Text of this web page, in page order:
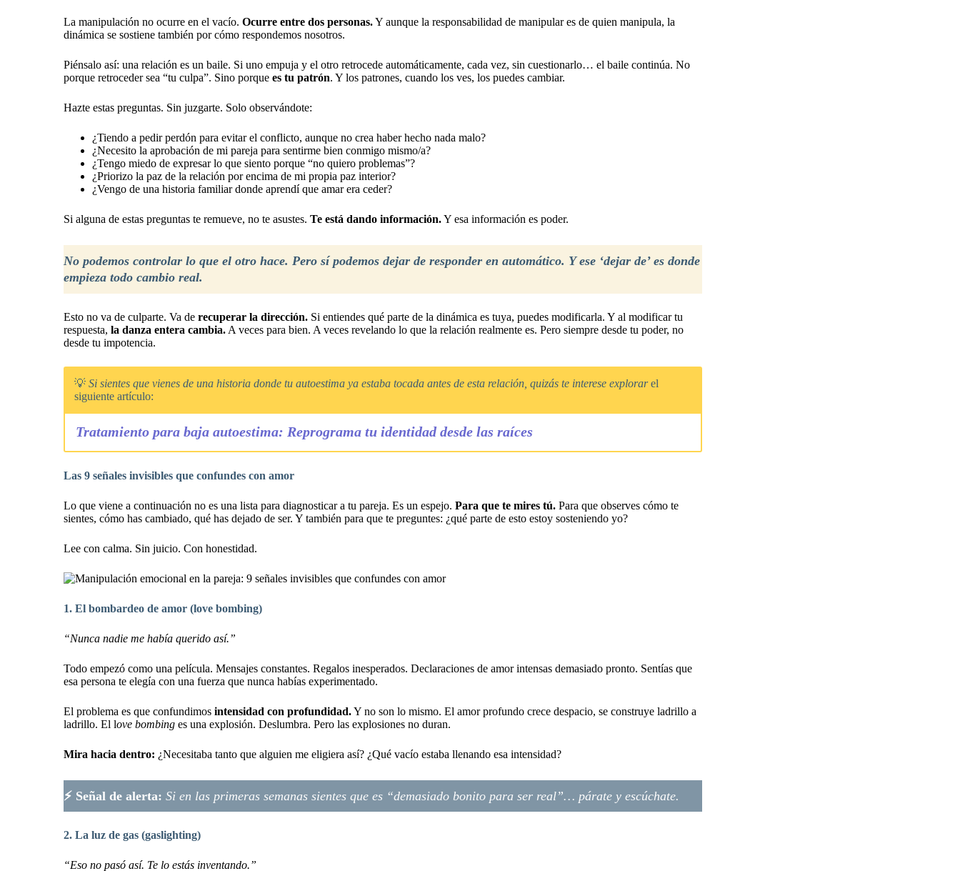
La manipulación no ocurre en el vacío. Ocurre entre dos personas.Y aunque la responsabilidad de manipular es de quien manipula, la
dinámica se sostiene también por cómo respondemos nosotros.
Piénsalo así: una relación es un baile. Si uno empuja y el otro retrocede automáticamente, cada vez, sin cuestionarlo… el baile continúa. No
porque retroceder sea “tu culpa”. Sino porque es tu patrón. Y los patrones, cuando los ves, los puedes cambiar.
Hazte estas preguntas. Sin juzgarte. Solo observándote:
¿Tiendo a pedir perdón para evitar el conflicto, aunque no crea haber hecho nada malo?
¿Necesito la aprobación de mi pareja para sentirme bien conmigo mismo/a?
¿Tengo miedo de expresar lo que siento porque “no quiero problemas”?
¿Priorizo la paz de la relación por encima de mi propia paz interior?
¿Vengo de una historia familiar donde aprendí que amar era ceder?
Si alguna de estas preguntas te remueve, no te asustes. Te está dando información.Y esa información es poder.
No podemos controlar lo que el otro hace. Pero sí podemos dejar de responder en automático. Y ese ‘dejar de’ es donde
empieza todo cambio real.
Esto no va de culparte. Va de recuperar la dirección.Si entiendes qué parte de la dinámica es tuya, puedes modificarla. Y al modificar tu
respuesta, la danza entera cambia.A veces para bien. A veces revelando lo que la relación realmente es. Pero siempre desde tu poder, no
desde tu impotencia.
💡 Si sientes que vienes de una historia donde tu autoestima ya estaba tocada antes de esta relación, quizás te interese explorarel
siguiente artículo:
Tratamiento para baja autoestima: Reprograma tu identidad desde las raíces
Las 9 señales invisibles que confundes con amor
Lo que viene a continuación no es una lista para diagnosticar a tu pareja. Es un espejo. Para que te mires tú.Para que observes cómo te
sientes, cómo has cambiado, qué has dejado de ser. Y también para que te preguntes: ¿qué parte de esto estoy sosteniendo yo?
Lee con calma. Sin juicio. Con honestidad.
1. El bombardeo de amor (love bombing)
“Nunca nadie me había querido así.”
Todo empezó como una película. Mensajes constantes. Regalos inesperados. Declaraciones de amor intensas demasiado pronto. Sentías que
esa persona te elegía con una fuerza que nunca habías experimentado.
El problema es que confundimos intensidad con profundidad.Y no son lo mismo. El amor profundo crece despacio, se construye ladrillo a
ladrillo. El love bombinges una explosión. Deslumbra. Pero las explosiones no duran.
Mira hacia dentro: ¿Necesitaba tanto que alguien me eligiera así? ¿Qué vacío estaba llenando esa intensidad?
⚡ Señal de alerta: Si en las primeras semanas sientes que es “demasiado bonito para ser real”… párate y escúchate.
2. La luz de gas (gaslighting)
“Eso no pasó así. Te lo estás inventando.”